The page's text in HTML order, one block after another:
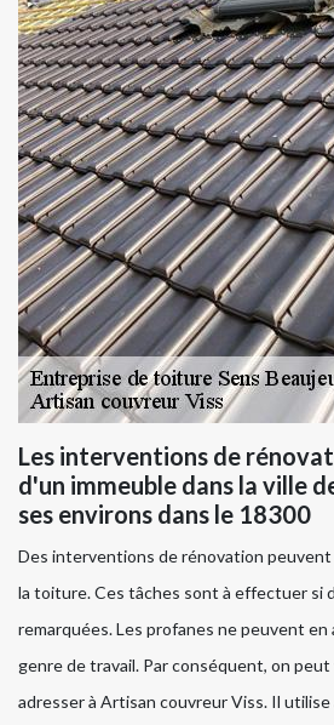
Les interventions de
d'un immeuble dans la ville
ses environs dans le 18300
Des interventions de rénovation peuvent
la toiture. Ces tâches sont à effectuer si
remarquées. Les profanes ne peuvent en
genre de travail. Par conséquent, on
adresser à Artisan couvreur Viss. Il